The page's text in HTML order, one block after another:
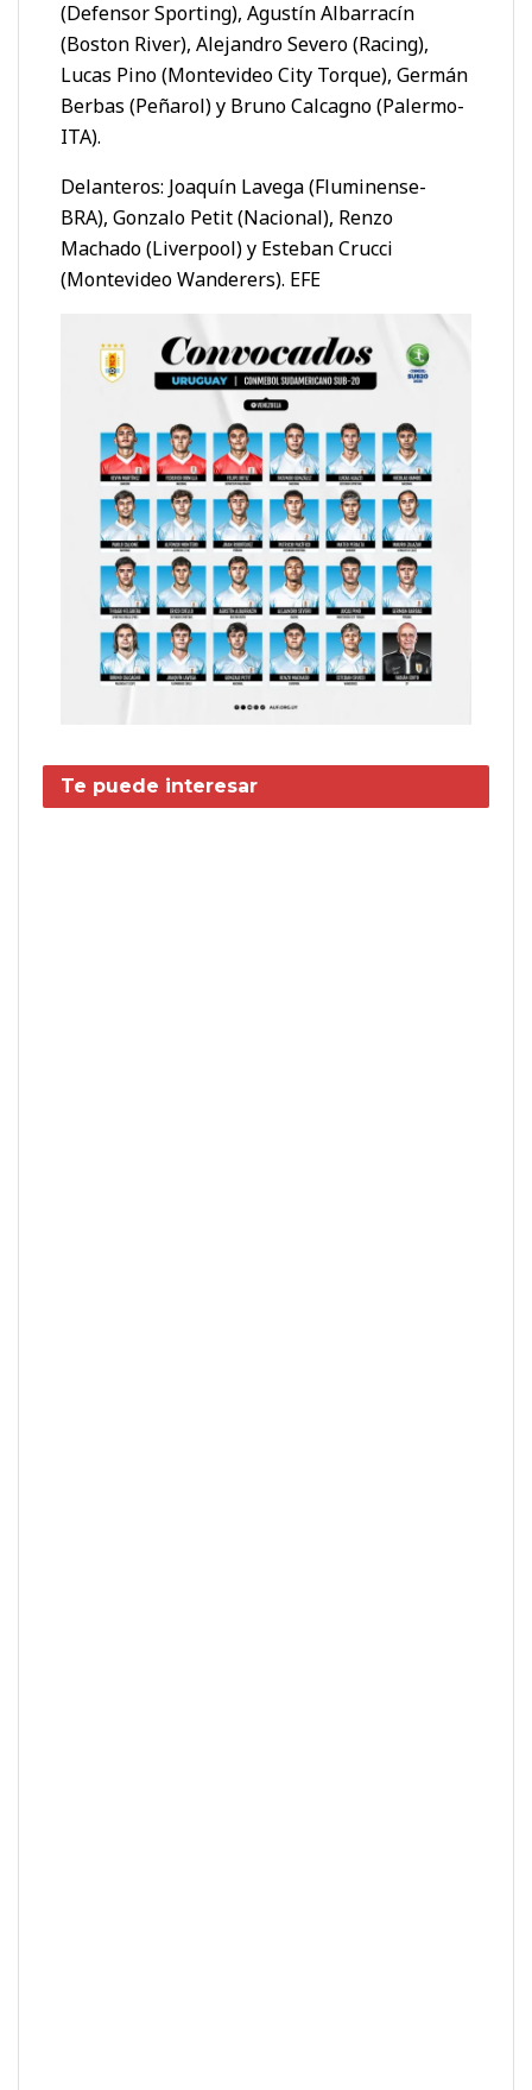
(Defensor Sporting), Agustín Albarracín
(Boston River), Alejandro Severo (Racing),
Lucas Pino (Montevideo City Torque), Germán
Berbas (Peñarol) y Bruno Calcagno (Palermo-
ITA).
Delanteros: Joaquín Lavega (Fluminense-
BRA), Gonzalo Petit (Nacional), Renzo
Machado (Liverpool) y Esteban Crucci
(Montevideo Wanderers). EFE
Te puede interesar